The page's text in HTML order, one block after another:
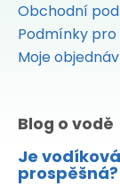
Obchodní
Podmínky
Moje
Blog o vodě
Je